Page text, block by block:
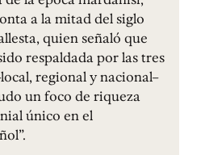
a la mitad del siglo
quien señaló que
respaldada por las tres
regional y nacional–
un foco de riqueza
único en el